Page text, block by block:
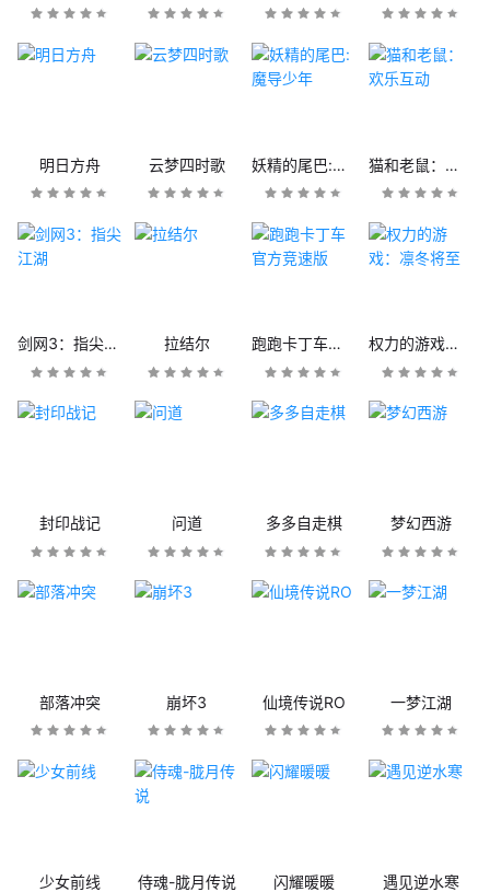
明日方舟 云梦四时歌 妖精的尾巴:魔导少年 猫和老鼠：欢乐互动
剑网3：指尖江湖 拉结尔 跑跑卡丁车官方竞速版 权力的游戏：凛冬将至
封印战记 问道 多多自走棋 梦幻西游
部落冲突 崩坏3 仙境传说RO 一梦江湖
少女前线 侍魂-胧月传说 闪耀暖暖 遇见逆水寒